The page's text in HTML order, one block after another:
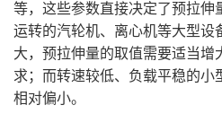
等，这些参数直接决定了预拉伸
运转的汽轮机、离心机等大型设
大，预拉伸量的取值需要适当增
求；而转速较低、负载平稳的小
相对偏小。